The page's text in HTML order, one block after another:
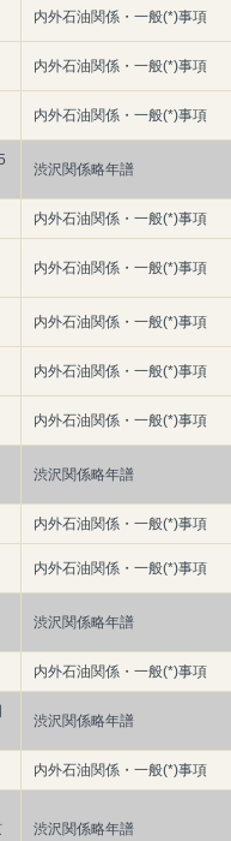
内外石油関係・一般(*)事項
内外石油関係・一般(*)事項
内外石油関係・一般(*)事項
渋沢関係略年譜
内外石油関係・一般(*)事項
内外石油関係・一般(*)事項
内外石油関係・一般(*)事項
内外石油関係・一般(*)事項
内外石油関係・一般(*)事項
渋沢関係略年譜
内外石油関係・一般(*)事項
内外石油関係・一般(*)事項
渋沢関係略年譜
内外石油関係・一般(*)事項
渋沢関係略年譜
内外石油関係・一般(*)事項
渋沢関係略年譜